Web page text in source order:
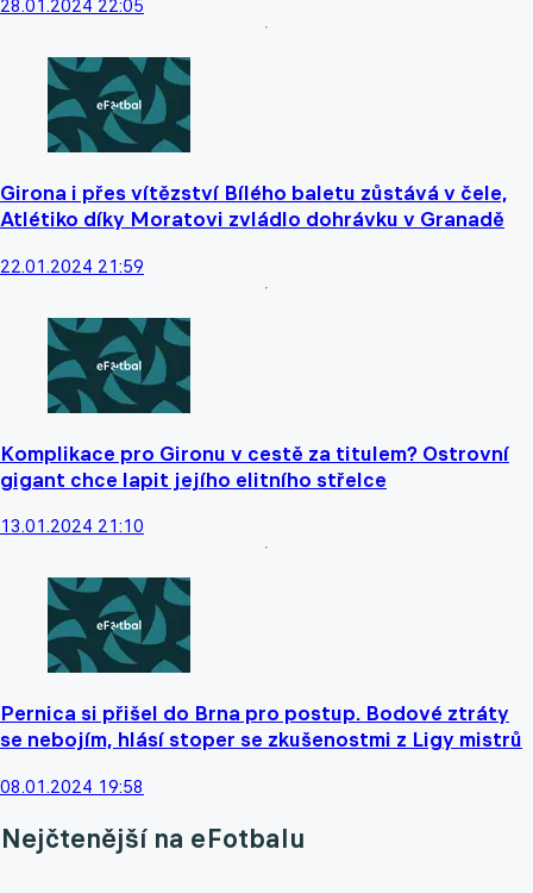
28.01.2024 22:05
Girona i přes vítězství Bílého baletu zůstává v čele,
Atlétiko díky Moratovi zvládlo dohrávku v Granadě
22.01.2024 21:59
Komplikace pro Gironu v cestě za titulem? Ostrovní
gigant chce lapit jejího elitního střelce
13.01.2024 21:10
Pernica si přišel do Brna pro postup. Bodové ztráty
se nebojím, hlásí stoper se zkušenostmi z Ligy mistrů
08.01.2024 19:58
Nejčtenější na eFotbalu